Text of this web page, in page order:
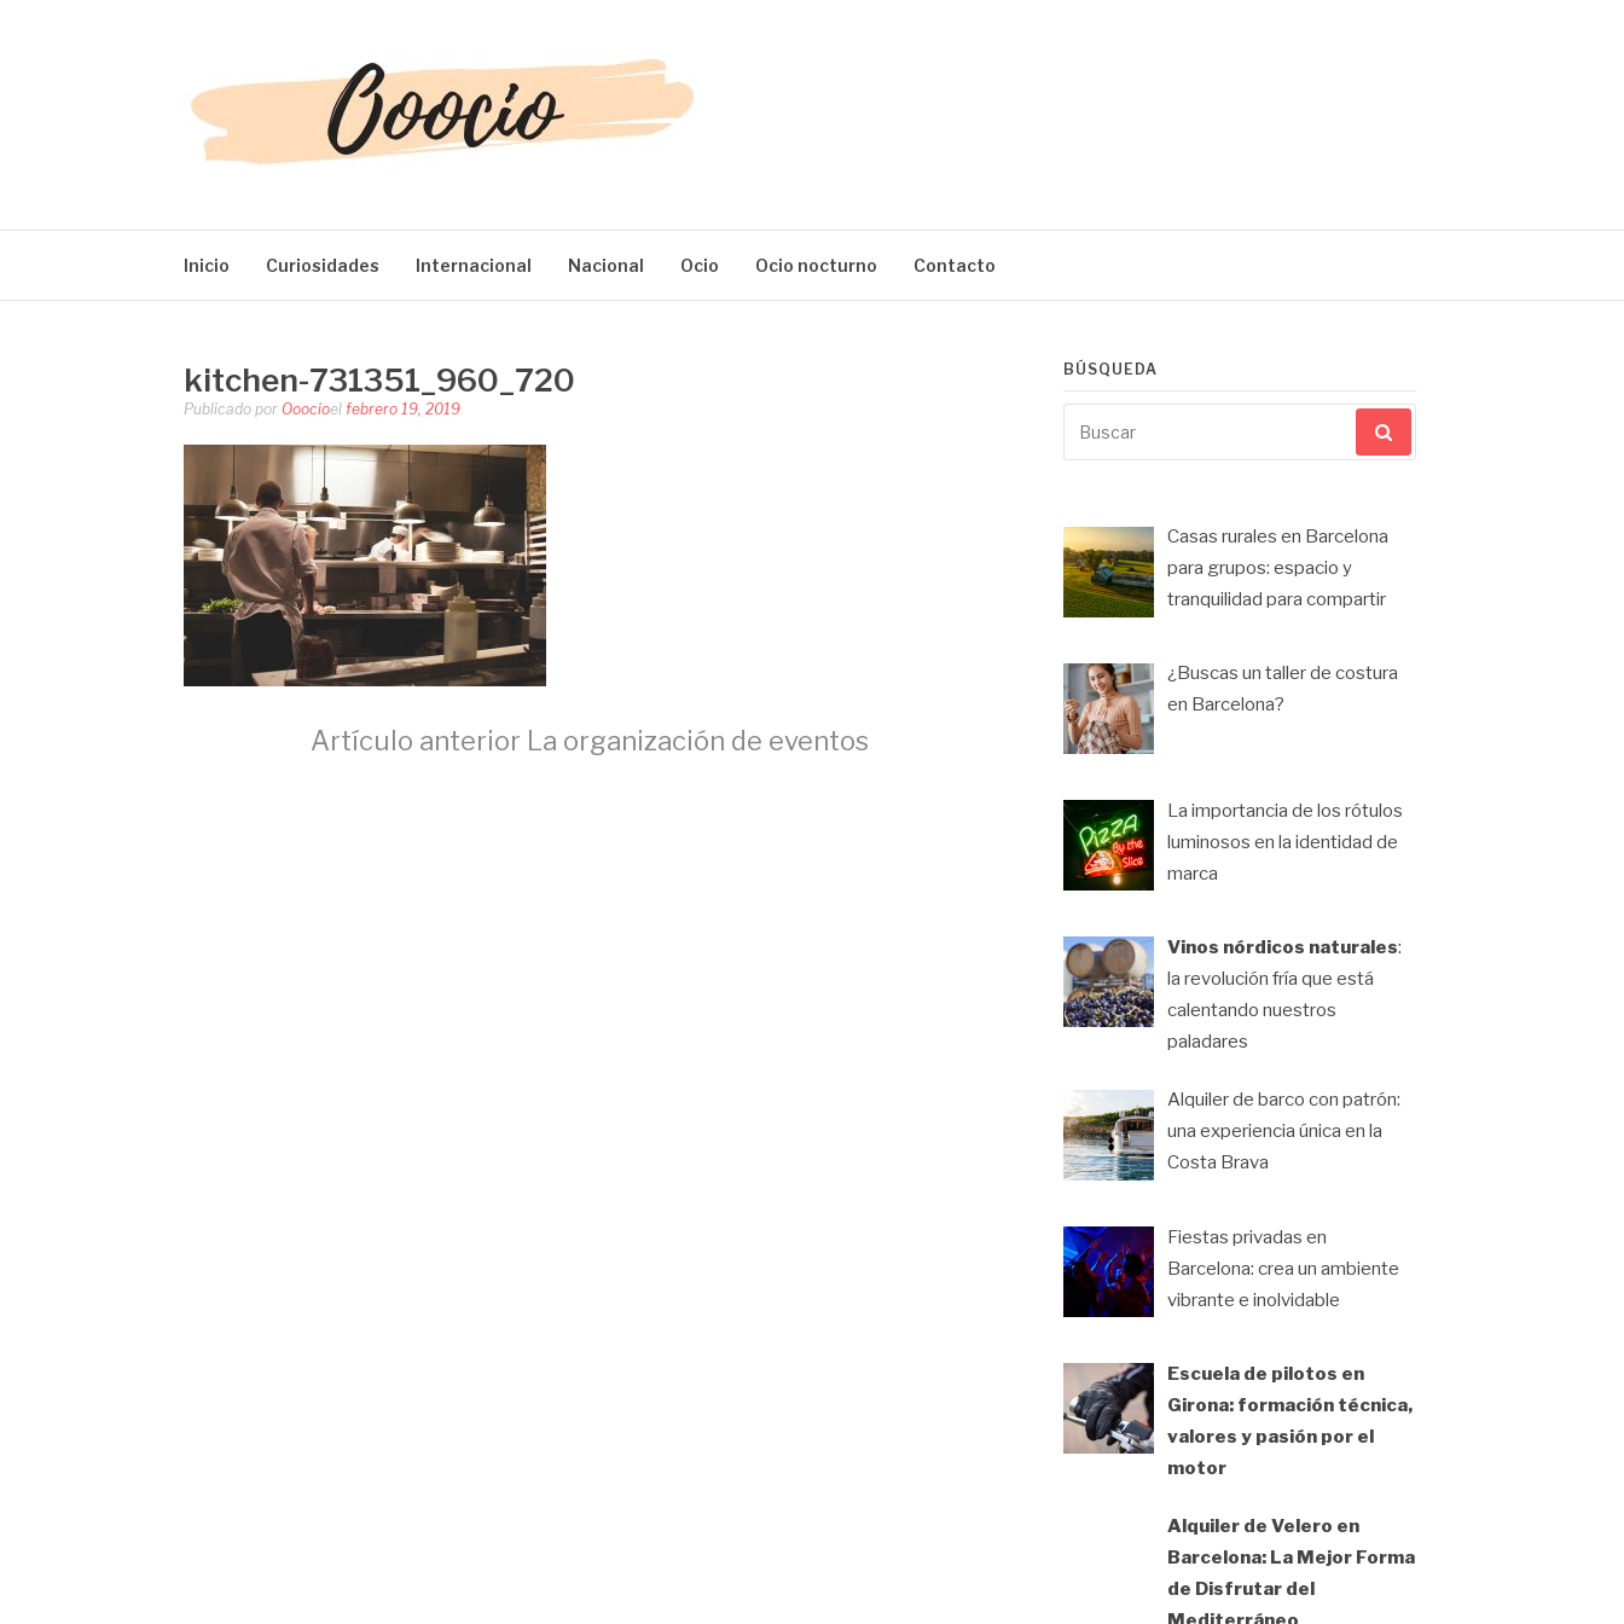
Inicio Curiosidades Internacional Nacional Ocio Ocio nocturno Contacto
kitchen-731351_960_720
Publicado por Ooocioel febrero 19, 2019
SeguirArtículo anterior La organización de eventos
BÚSQUEDA
por:
Casas rurales en Barcelona
para grupos: espacio y
tranquilidad para compartir
¿Buscas un taller de costura
en Barcelona?
La importancia de los rótulos
luminosos en la identidad de
marca
Vinos nórdicos naturales:
la revolución fría que está
calentando nuestros
paladares
Alquiler de barco con patrón:
una experiencia única en la
Costa Brava
Fiestas privadas en
Barcelona: crea un ambiente
vibrante e inolvidable
Escuela de pilotos en
Girona: formación técnica,
valores y pasión por el
motor
Alquiler de Velero en
Barcelona: La Mejor Forma
de Disfrutar del